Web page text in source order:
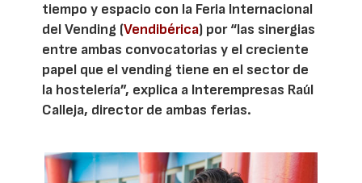
tiempo y espacio con la Feria Internacional
del Vending (Vendibérica) por “las sinergias
entre ambas convocatorias y el creciente
papel que el vending tiene en el sector de
la hostelería”, explica a Interempresas Raúl
Calleja, director de ambas ferias.